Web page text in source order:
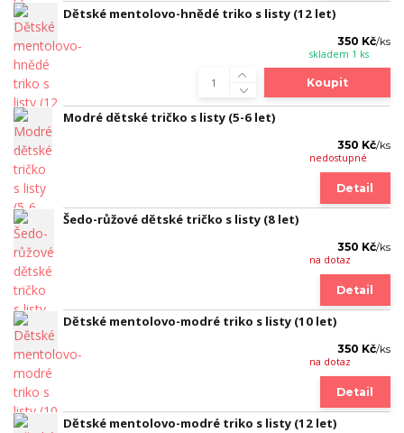
Dětské mentolovo-hnědé triko s listy (12 let)
350 Kč/ks
skladem 1 ks
Koupit
Modré dětské tričko s listy (5-6 let)
350 Kč/ks
nedostupné
Detail
Šedo-růžové dětské tričko s listy (8 let)
350 Kč/ks
na dotaz
Detail
Dětské mentolovo-modré triko s listy (10 let)
350 Kč/ks
na dotaz
Detail
Dětské mentolovo-modré triko s listy (12 let)